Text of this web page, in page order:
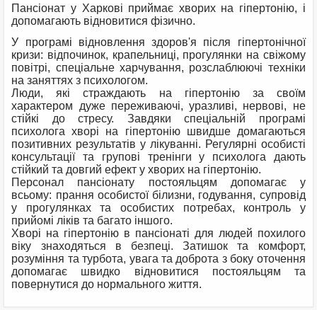
Пансіонат у Харкові приймає хворих на гіпертонію, і
допомагають відновитися фізично.
У програмі відновлення здоров'я після гіпертонічної
кризи: відпочинок, крапельниці, прогулянки на свіжому
повітрі, спеціальне харчування, розслаблюючі техніки
на заняттях з психологом.
Люди, які страждають на гіпертонію за своїм
характером дуже переживаючі, уразливі, нервові, не
стійкі до стресу. Завдяки спеціальній програмі
психолога хворі на гіпертонію швидше домагаються
позитивних результатів у лікуванні. Регулярні особисті
консультації та групові тренінги у психолога дають
стійкий та довгий ефект у хворих на гіпертонію.
Персонал пансіонату постояльцям допомагає у
всьому: прання особистої білизни, годування, супровід
у прогулянках та особистих потребах, контроль у
прийомі ліків та багато іншого.
Хворі на гіпертонію в пансіонаті для людей похилого
віку знаходяться в безпеці. Затишок та комфорт,
розуміння та турбота, увага та доброта з боку оточення
допомагає швидко відновитися постояльцям та
повернутися до нормального життя.